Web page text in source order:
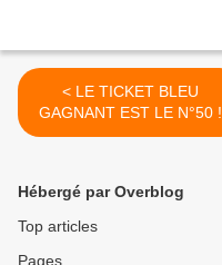
< LE TICKET BLEU
GAGNANT EST LE N°50 !
Hébergé par Overblog
Top articles
Pages